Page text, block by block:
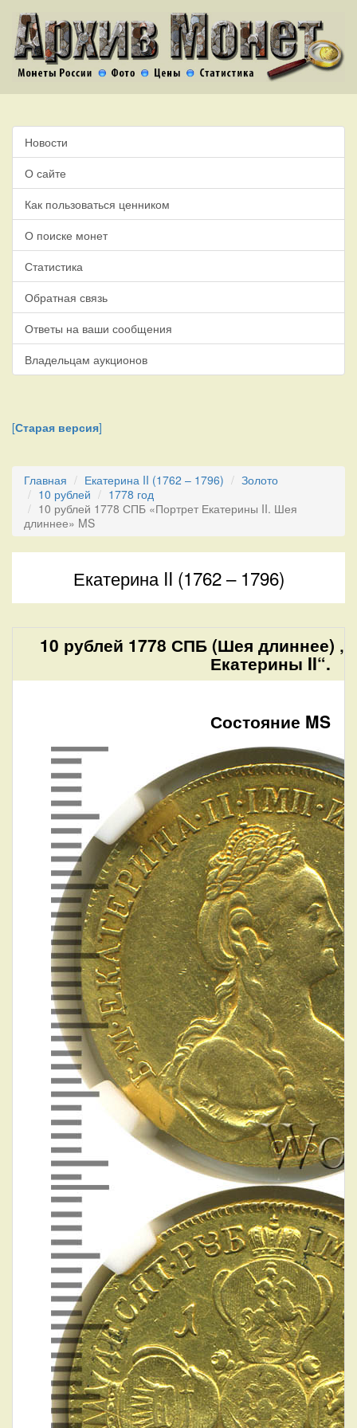
Новости
О сайте
Как пользоваться ценником
О поиске монет
Статистика
Обратная связь
Ответы на ваши сообщения
Владельцам аукционов
[Старая версия]
Главная Екатерина II (1762 – 1796)
Золото
10 рублей
1778 год
10 рублей 1778 СПБ «Портрет Екатерины II. Шея
длиннее» MS
Екатерина II (1762 – 1796)
10 рублей 1778 СПБ (Шея длиннее)
Екатерины II“.
Состояние MS